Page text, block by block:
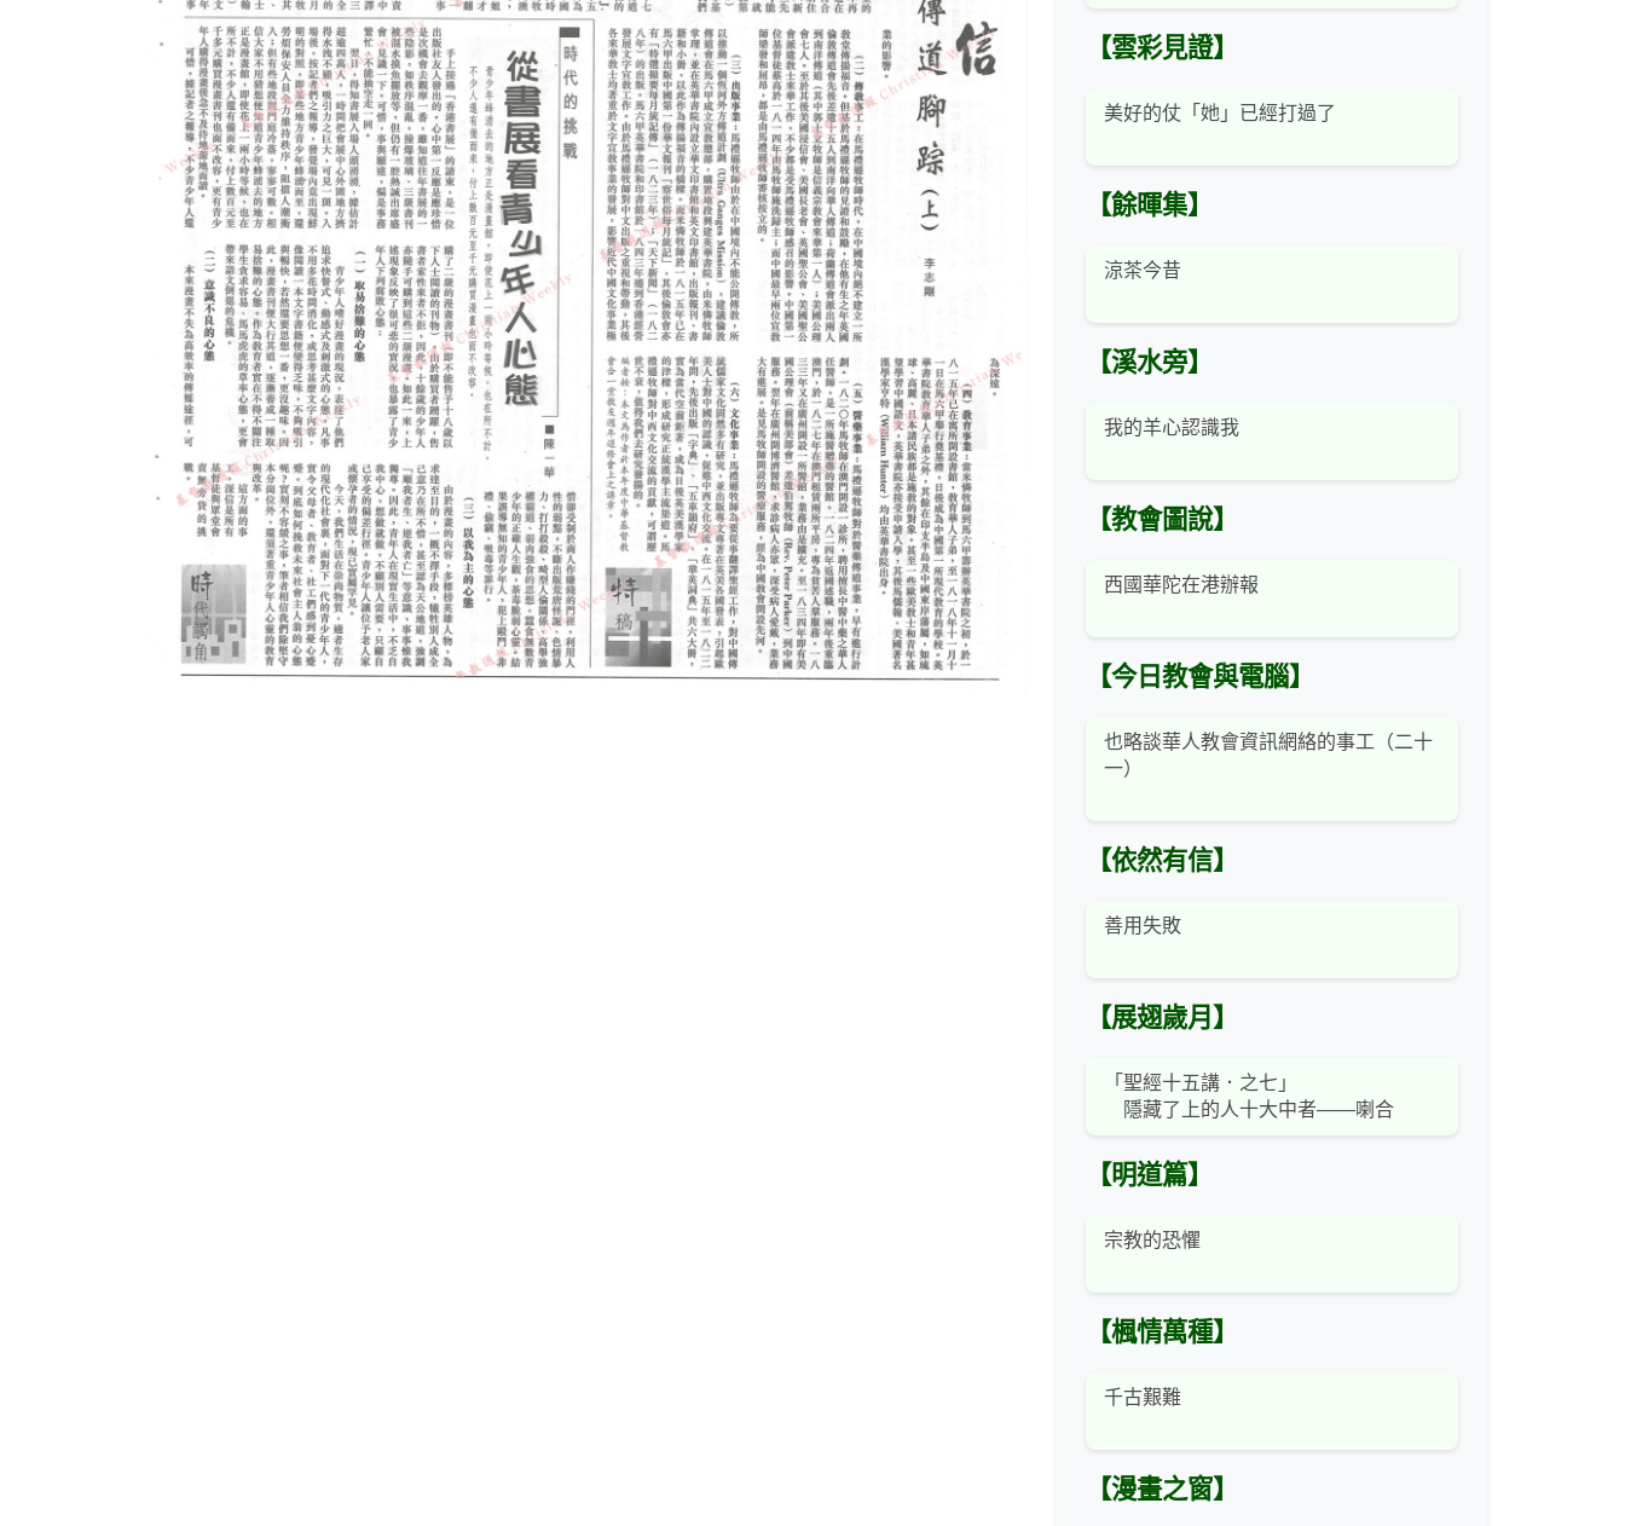
【雲彩見證】
美好的仗「她」已經打過了
【餘暉集】
涼茶今昔
【溪水旁】
我的羊心認識我
【教會圖說】
西國華陀在港辦報
【今日教會與電腦】
也略談華人教會資訊網絡的事工（二十
一）
【依然有信】
善用失敗
【展翅歲月】
「聖經十五講．之七」
隱藏了上的人十大中者——喇合
【明道篇】
宗教的恐懼
【楓情萬種】
千古艱難
【漫畫之窗】